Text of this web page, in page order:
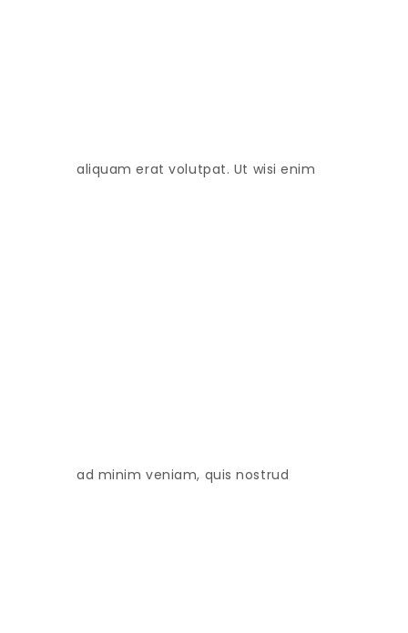
aliquam erat volutpat. Ut wisi enim
ad minim veniam, quis nostrud